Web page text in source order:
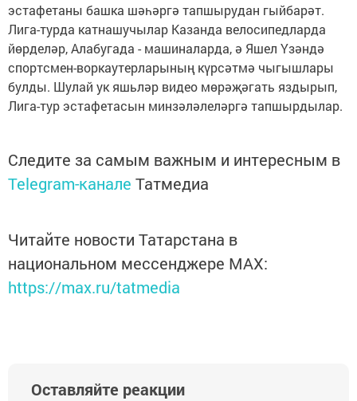
эстафетаны башка шәһәргә тапшырудан гыйбарәт.
Лига-турда катнашучылар Казанда велосипедларда
йөрделәр, Алабугада - машиналарда, ә Яшел Үзәндә
спортсмен-воркаутерларының күрсәтмә чыгышлары
булды. Шулай ук яшьләр видео мөрәҗәгать яздырып,
Лига-тур эстафетасын минзәләлеләргә тапшырдылар.
Следите за самым важным и интересным в
Telegram-канале Татмедиа
Читайте новости Татарстана в
национальном мессенджере MАХ:
https://max.ru/tatmedia
Оставляйте реакции